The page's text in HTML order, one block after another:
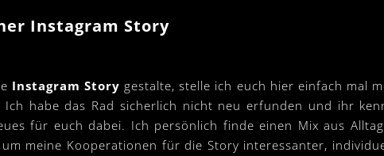
Instagram Story
Instagram Story gestalte, stelle ich euch hier einfach mal
habe das Rad sicherlich nicht neu erfunden und ihr
für euch dabei. Ich persönlich finde einen Mix aus
meine Kooperationen für die Story interessanter,